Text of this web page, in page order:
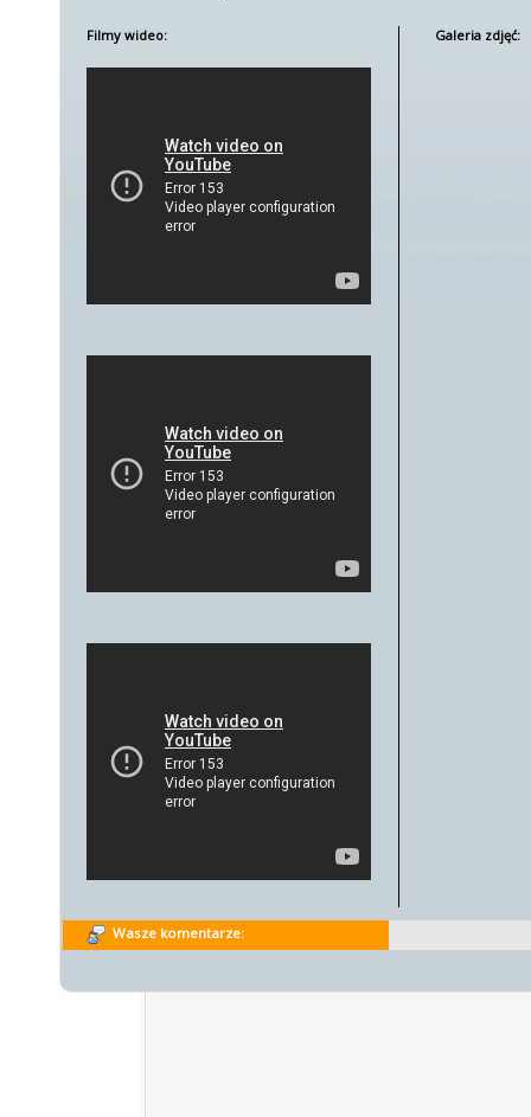
Filmy wideo: Galeria zdjęć:
Wasze komentarze: